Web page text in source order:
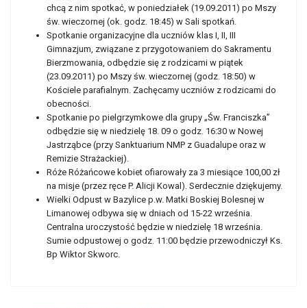
chcą z nim spotkać, w poniedziałek (19.09.2011) po Mszy
św. wieczornej (ok. godz. 18:45) w Sali spotkań.
Spotkanie organizacyjne dla uczniów klas I, II, III
Gimnazjum, związane z przygotowaniem do Sakramentu
Bierzmowania, odbędzie się z rodzicami w piątek
(23.09.2011) po Mszy św. wieczornej (godz. 18:50) w
Kościele parafialnym. Zachęcamy uczniów z rodzicami do
obecności.
Spotkanie po pielgrzymkowe dla grupy „Św. Franciszka”
odbędzie się w niedzielę 18. 09 o godz. 16:30 w Nowej
Jastrząbce (przy Sanktuarium NMP z Guadalupe oraz w
Remizie Strażackiej).
Róże Różańcowe kobiet ofiarowały za 3 miesiące 100,00 zł
na misje (przez ręce P. Alicji Kowal). Serdecznie dziękujemy.
Wielki Odpust w Bazylice p.w. Matki Boskiej Bolesnej w
Limanowej odbywa się w dniach od 15-22 września.
Centralna uroczystość będzie w niedzielę 18 września.
Sumie odpustowej o godz. 11:00 będzie przewodniczył Ks.
Bp Wiktor Skworc.